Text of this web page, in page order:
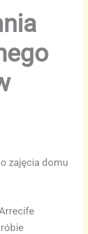
zajęcia domu